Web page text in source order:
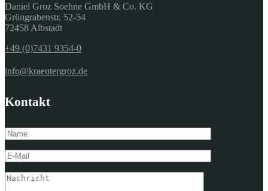
Daniel Groz Soehne GmbH & Co. KG
Grüngrabenstr. 52-54
72458 Albstadt
+49 (0)7431 9354-0
info@kraeutergroz.de
Kontakt